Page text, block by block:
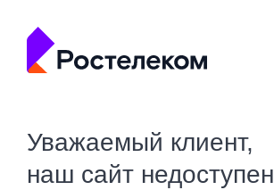
Уважаемый клиент,
наш сайт недоступен